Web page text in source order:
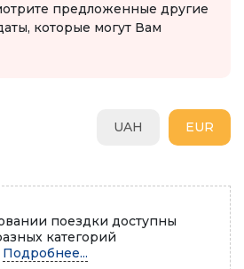
предложенные другие
которые могут Вам
EUR
UAH
поездки доступны
категорий
Подробнее...